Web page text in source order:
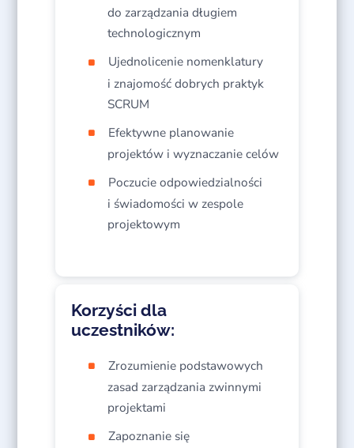
do zarządzania długiem
technologicznym
Ujednolicenie nomenklatury
i znajomość dobrych praktyk
SCRUM
Efektywne planowanie
projektów i wyznaczanie celów
Poczucie odpowiedzialności
i świadomości w zespole
projektowym
Korzyści dla
uczestników:
Zrozumienie podstawowych
zasad zarządzania zwinnymi
projektami
Zapoznanie się